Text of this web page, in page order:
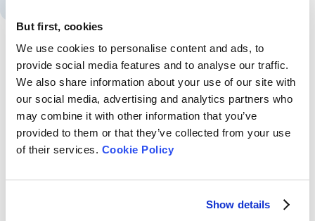
But first, cookies
We use cookies to personalise content and ads, to
provide social media features and to analyse our traffic.
We also share information about your use of our site with
our social media, advertising and analytics partners who
may combine it with other information that you’ve
provided to them or that they’ve collected from your use
of their services. Cookie Policy
Show details
다.
다행히도 LFP 배터리 재료의입자 크기를세심하게 조정하는
것이 관건입니다. 배터리 내 LFP 입자의 크기는 배터리 성능에
큰 영향을 미칩니다. LFP 배터리의 작동 메커니즘을 살펴보면
입자 크기가 다음과 같은 측면에서 중요한 역할을 한다는 것을
알 수 있습니다:
다. 표면적이 클수록 더 많은 리튬 이온이 양극 입자와의 반응
에 참여할 수 있습니다. 따라서 더 많은 리튬 이온을 저장하고
Recommended articles
초콜릿 밀도 변화 살펴보기: 따뜻한 것에서 차가운
것, 쓴맛에서 단맛까지
이 연구는 초콜릿 제조 최적화에 있어 실제 밀도 분석의 중요성을 강조합
니다. 이 연구는 무더운 날씨나 추운 날씨에 상관없이 코코아 함량이 다
비중계는 다음과 같은 기능을 제공합니다.